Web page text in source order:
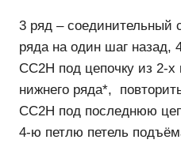
3 ряд – соединительный
ряда на один шаг
СС2Н под цепочку из 2-х
нижнего ряда*,
СС2Н под последнюю
4-ю петлю петель